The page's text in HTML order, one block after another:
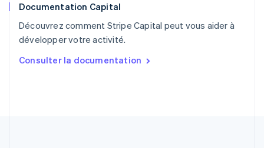
Documentation Capital
Découvrez comment Stripe Capital peut vous aider à
développer votre activité.
Consulter la documentation
Royaume-Uni
Singapour
English简体中文
English